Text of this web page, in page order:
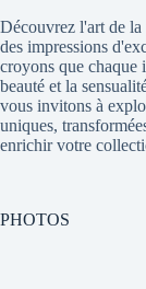
Découvrez l'art de
des impressions
croyons que chaque
beauté et la
vous invitons à
uniques,
enrichir votre
PHOTOS